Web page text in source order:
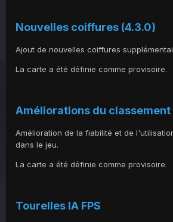
Nouvelles coiffures (4.3.0)
Ajout de nouvelles coiffures
La carte a été définie comme provisoire.
Améliorations du classement
Amélioration de la fiabilité et de
dans le jeu.
La carte a été définie comme provisoire.
Tourelles IA FPS